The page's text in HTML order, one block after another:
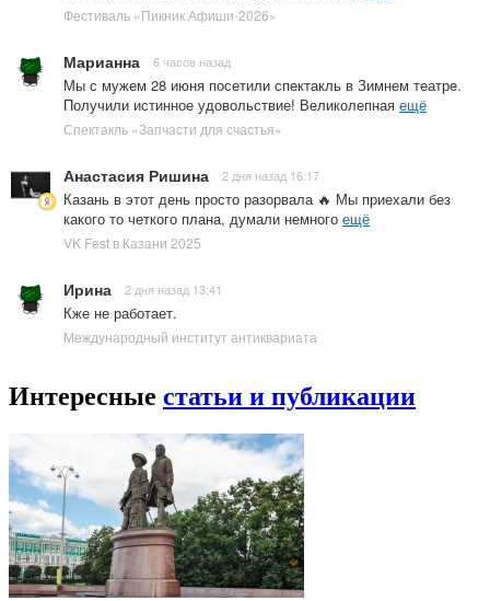
Фестиваль «Пикник Афиши-2026»
Марианна 6 часов назад
Мы с мужем 28 июня посетили спектакль в Зимнем театре.
Получили истинное удовольствие! Великолепная ещё
Спектакль «Запчасти для счастья»
Анастасия Ришина 2 дня назад 16:17
Казань в этот день просто разорвала 🔥 Мы приехали без
какого то четкого плана, думали немного ещё
VK Fest в Казани 2025
Ирина 2 дня назад 13:41
Кже не работает.
Международный институт антиквариата
Интересные статьи и публикации